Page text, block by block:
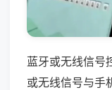
蓝牙或无线信号
或无线信号与手